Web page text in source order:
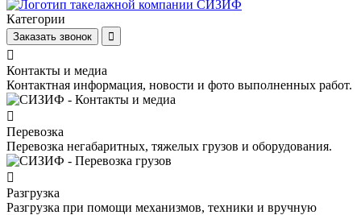
Категории
Заказать звонок
Контакты и медиа
Контактная информация, новости и фото выполненных работ.
Перевозка
Перевозка негабаритных, тяжелых грузов и оборудования.
Разгрузка
Разгрузка при помощи механизмов, техники и вручную